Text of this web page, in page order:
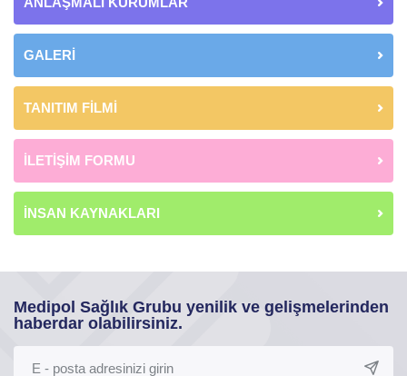
GALERİ
TANITIM FİLMİ
İLETİŞİM FORMU
İNSAN KAYNAKLARI
Medipol Sağlık Grubu yenilik ve gelişmelerinden
haberdar olabilirsiniz.